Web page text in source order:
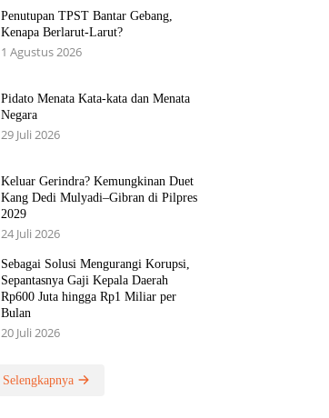
Penutupan TPST Bantar Gebang,
Kenapa Berlarut-Larut?
1 Agustus 2026
Pidato Menata Kata-kata dan Menata
Negara
29 Juli 2026
Keluar Gerindra? Kemungkinan Duet
Kang Dedi Mulyadi–Gibran di Pilpres
2029
24 Juli 2026
Sebagai Solusi Mengurangi Korupsi,
Sepantasnya Gaji Kepala Daerah
Rp600 Juta hingga Rp1 Miliar per
Bulan
20 Juli 2026
Selengkapnya